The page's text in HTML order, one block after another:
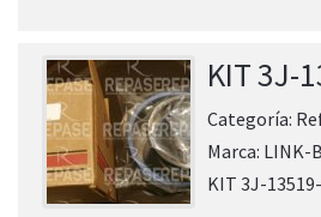
KIT 3J-
Categoría:
Marca: LINK-
KIT 3J-